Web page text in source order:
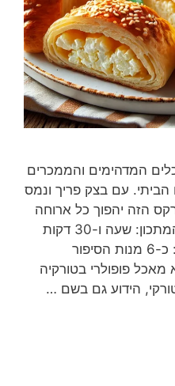
המדהימים והממכרים
עם בצק פריך ונמס
הזה יהפוך כל ארוחה
לחגיגה אמיתית. זמן הכנת המתכון: שעה ו-30 דקות
רמת קושי: בינונית מתאים ל: כ-6 מנות הסיפור
פופולרי בטורקיה
הידוע גם בשם …